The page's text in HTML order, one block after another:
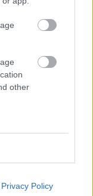
other
Privacy Policy
adott ki
lett